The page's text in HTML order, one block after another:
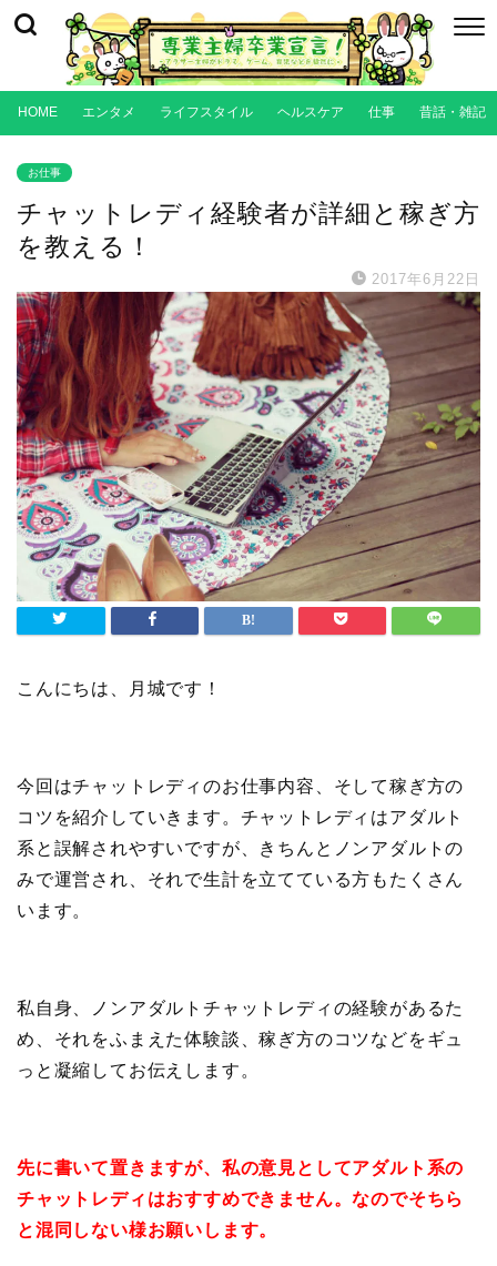
HOME エンタメ ライフスタイル ヘルスケア 仕事 昔話・雑記
お仕事
チャットレディ経験者が詳細と稼ぎ方
を教える！
2017年6月22日
こんにちは、月城です！
今回はチャットレディのお仕事内容、そして稼ぎ方の
コツを紹介していきます。チャットレディはアダルト
系と誤解されやすいですが、きちんとノンアダルトの
みで運営され、それで生計を立てている方もたくさん
います。
私自身、ノンアダルトチャットレディの経験があるた
め、それをふまえた体験談、稼ぎ方のコツなどをギュ
っと凝縮してお伝えします。
先に書いて置きますが、私の意見としてアダルト系の
チャットレディはおすすめできません。なのでそちら
と混同しない様お願いします。